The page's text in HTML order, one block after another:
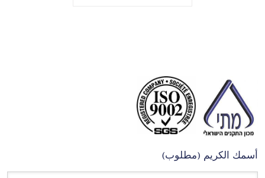
أسمك الكريم (مطلوب)